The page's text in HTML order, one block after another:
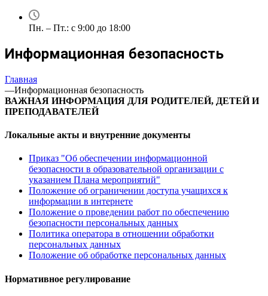
Пн. – Пт.: с 9:00 до 18:00
Информационная безопасность
Главная
—Информационная безопасность
ВАЖНАЯ ИНФОРМАЦИЯ ДЛЯ РОДИТЕЛЕЙ, ДЕТЕЙ И
ПРЕПОДАВАТЕЛЕЙ
Локальные акты и внутренние документы
Приказ "Об обеспечении информационной
безопасности в образовательной организации с
указанием Плана мероприятий"
Положение об ограничении доступа учащихся к
информации в интернете
Положение о проведении работ по обеспечению
безопасности персональных данных
Политика оператора в отношении обработки
персональных данных
Положение об обработке персональных данных
Нормативное регулирование